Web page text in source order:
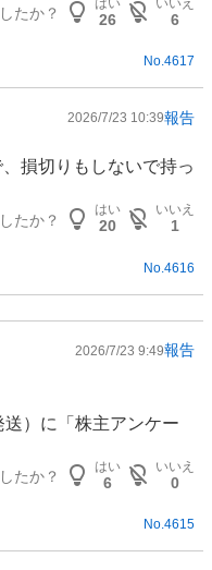
たか？ 26
6
No.4617
2026/7/23 10:39報告
損切りもしないで持っ
たか？
はい
20
いいえ
1
No. 4616
2026/7/23 9:49報告
）に「株主アンケー
たか？
はい
6
いいえ
0
No.4615